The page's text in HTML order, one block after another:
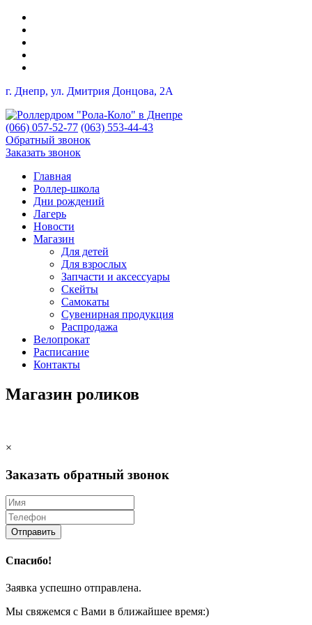
г. Днепр, ул. Дмитрия Донцова, 2A
(066) 057-52-77 (063) 553-44-43
Обратный звонок
Заказать звонок
Главная
Роллер-школа
Дни рождений
Лагерь
Новости
Магазин
Для детей
Для взрослых
Запчасти и аксессуары
Скейты
Самокаты
Сувенирная продукция
Распродажа
Велопрокат
Расписание
Контакты
Магазин роликов
×
Заказать обратный звонок
Отправить
Спасибо!
Заявка успешно отправлена.
Мы свяжемся с Вами в ближайшее время:)